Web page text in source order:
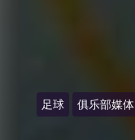
足球 俱乐部媒体